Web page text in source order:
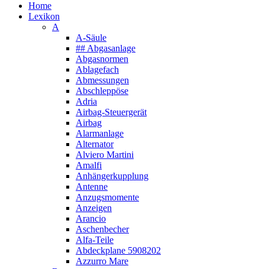
Home
Lexikon
A
A-Säule
## Abgasanlage
Abgasnormen
Ablagefach
Abmessungen
Abschleppöse
Adria
Airbag-Steuergerät
Airbag
Alarmanlage
Alternator
Alviero Martini
Amalfi
Anhängerkupplung
Antenne
Anzugsmomente
Anzeigen
Arancio
Aschenbecher
Alfa-Teile
Abdeckplane 5908202
Azzurro Mare